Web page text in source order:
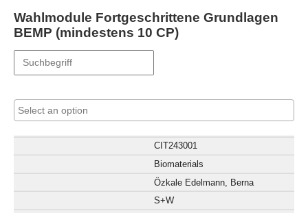
Wahlmodule Fortgeschrittene Grundlagen
BEMP (mindestens 10 CP)
CIT243001
Biomaterials
Özkale Edelmann, Berna
S+W